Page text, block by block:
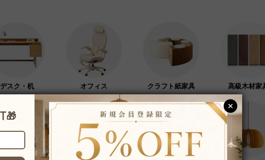
デスク・机 オフィス クラフト紙家具 高級木材家